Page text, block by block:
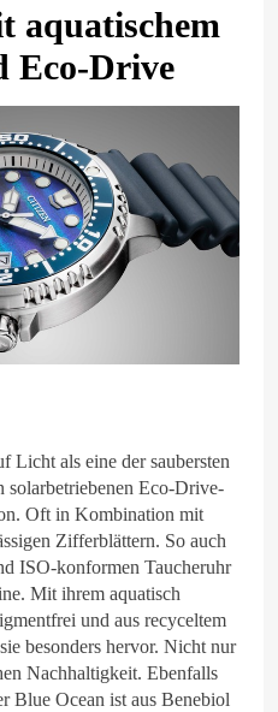
aquatischem
Eco-Drive
Licht als eine der saubersten
solarbetriebenen Eco-Drive-
Oft in Kombination mit
Zifferblättern. So auch
ISO-konformen Taucheruhr
Mit ihrem aquatisch
und aus recyceltem
besonders hervor. Nicht nur
Nachhaltigkeit. Ebenfalls
Blue Ocean ist aus Benebiol